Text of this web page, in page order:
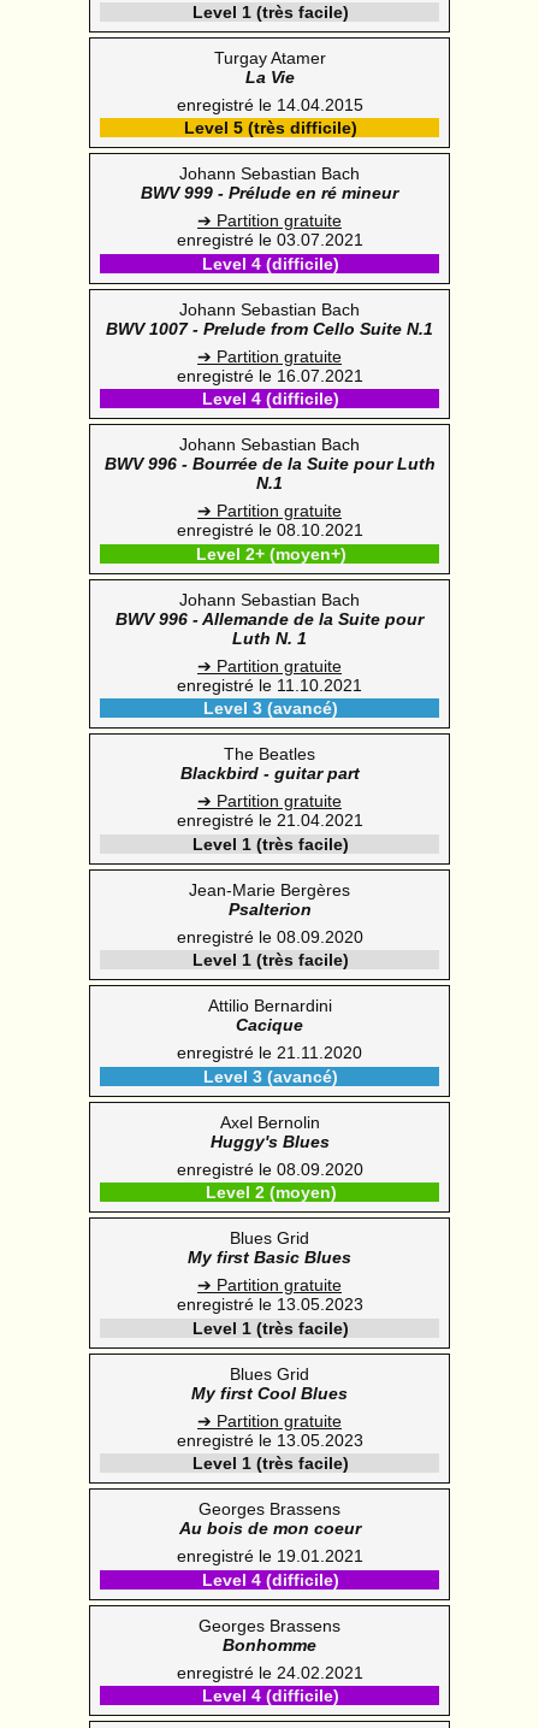
Level 1 (très facile)
Turgay Atamer
La Vie
enregistré le 14.04.2015
Level 5 (très difficile)
Johann Sebastian Bach
BWV 999 - Prélude en ré mineur
➔ Partition gratuite
enregistré le 03.07.2021
Level 4 (difficile)
Johann Sebastian Bach
BWV 1007 - Prelude from Cello Suite N.1
➔ Partition gratuite
enregistré le 16.07.2021
Level 4 (difficile)
Johann Sebastian Bach
BWV 996 - Bourrée de la Suite pour Luth
N.1
➔ Partition gratuite
enregistré le 08.10.2021
Level 2+ (moyen+)
Johann Sebastian Bach
BWV 996 - Allemande de la Suite pour
Luth N. 1
➔ Partition gratuite
enregistré le 11.10.2021
Level 3 (avancé)
The Beatles
Blackbird - guitar part
➔ Partition gratuite
enregistré le 21.04.2021
Level 1 (très facile)
Jean-Marie Bergères
Psalterion
enregistré le 08.09.2020
Level 1 (très facile)
Attilio Bernardini
Cacique
enregistré le 21.11.2020
Level 3 (avancé)
Axel Bernolin
Huggy's Blues
enregistré le 08.09.2020
Level 2 (moyen)
Blues Grid
My first Basic Blues
➔ Partition gratuite
enregistré le 13.05.2023
Level 1 (très facile)
Blues Grid
My first Cool Blues
➔ Partition gratuite
enregistré le 13.05.2023
Level 1 (très facile)
Georges Brassens
Au bois de mon coeur
enregistré le 19.01.2021
Level 4 (difficile)
Georges Brassens
Bonhomme
enregistré le 24.02.2021
Level 4 (difficile)